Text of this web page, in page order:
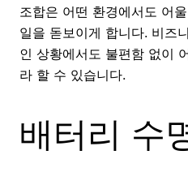
조합은 어떤 환경에서도 어
일을 돋보이게 합니다. 비즈
인 상황에서도 불편함 없이
라 할 수 있습니다.
배터리 수